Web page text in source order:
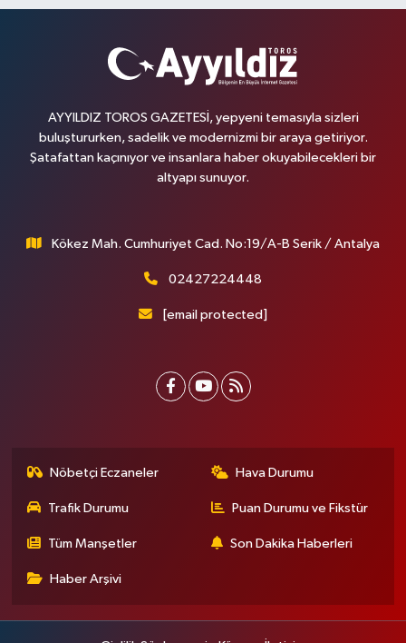
AYYILDIZ TOROS GAZETESİ, yepyeni temasıyla sizleri
buluştururken, sadelik ve modernizmi bir araya getiriyor.
Şatafattan kaçınıyor ve insanlara haber okuyabilecekleri bir
altyapı sunuyor.
Kökez Mah. Cumhuriyet Cad. No:19/A-B Serik / Antalya
02427224448
[email protected]
Nöbetçi Eczaneler Hava Durumu
Trafik Durumu Puan Durumu ve Fikstür
Tüm Manşetler Son Dakika Haberleri
Haber Arşivi